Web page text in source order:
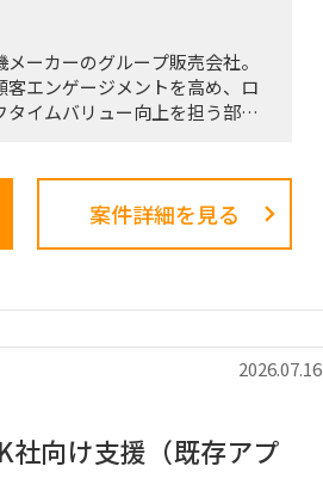
ーカーのグループ販売会社。
エンゲージメントを高め、ロ
イムバリュー向上を担う部
ナルエンターテインメントプロダ
レーション効率化・業務標準
ション。日次・週次・月次の各
を判断し、月末月初に実績を
見直すサイクルを、データ統
案件詳細を見る
2026.07.16
社向け支援（既存アプ